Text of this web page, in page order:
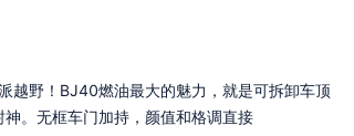
越野！BJ40燃油最大的魅力，就是可拆卸车顶
。无框车门加持，颜值和格调直接